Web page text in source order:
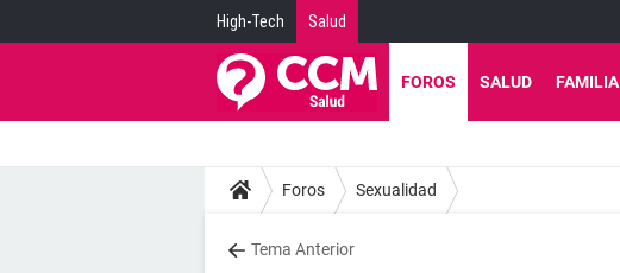
High-Tech Salud
FOROS SALUD FAMILIA
Foros Sexualidad
Tema Anterior